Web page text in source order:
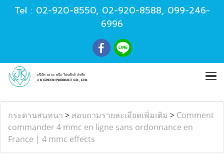
Tel : 02-920-8550, 02-920-8588, 099-246-
6996
กระดานสนทนา > สอบถามรายละเอียดเพิ่มเติม > Comment
commander 4 mmc en ligne sans ordonnance en
France | 4 mmc effects